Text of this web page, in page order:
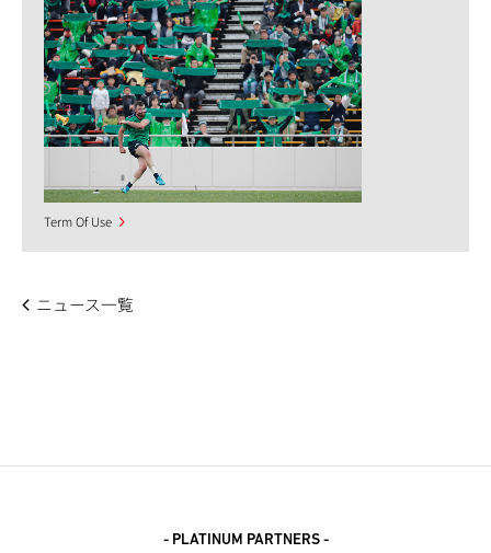
Term Of Use
ニュース一覧
- PLATINUM PARTNERS -